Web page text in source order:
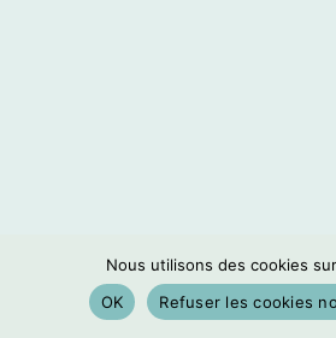
Nous utilisons des cookies
OK
Refuser les cookies